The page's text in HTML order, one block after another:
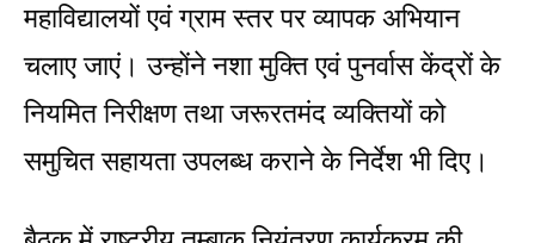
महाविद्यालयों एवं ग्राम स्तर पर व्यापक अभियान
चलाए जाएं। उन्होंने नशा मुक्ति एवं पुनर्वास केंद्रों के
नियमित निरीक्षण तथा जरूरतमंद व्यक्तियों को
समुचित सहायता उपलब्ध कराने के निर्देश भी दिए।